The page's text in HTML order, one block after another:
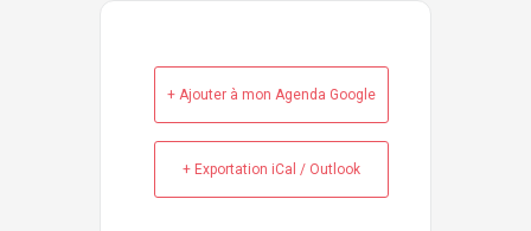
+ Ajouter à mon Agenda Google
+ Exportation iCal / Outlook